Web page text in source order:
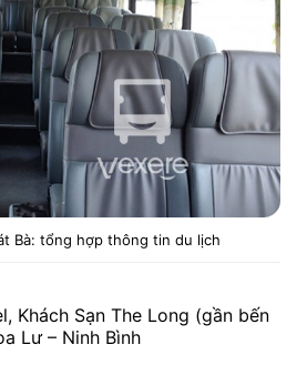
Bà: tổng hợp thông tin du lịch
Khách Sạn The Long (gần bến
Lư – Ninh Bình